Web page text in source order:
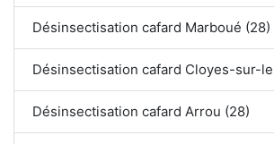
Désinsectisation cafard Marboué (28)
Désinsectisation cafard Cloyes-sur-
Désinsectisation cafard Arrou (28)